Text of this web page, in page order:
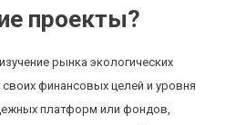
проекты?
рынка экологических
финансовых целей и уровня
платформ или фондов,